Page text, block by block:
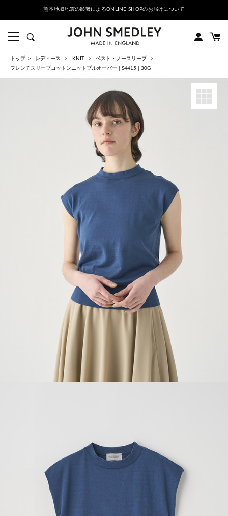
熊本地域地震の影響によるONLINE SHOPのお届けについて
トップ レディース KNIT
ベスト・ノースリーブ
フレンチスリーブコットンニットプルオーバー | S4415 | 30G